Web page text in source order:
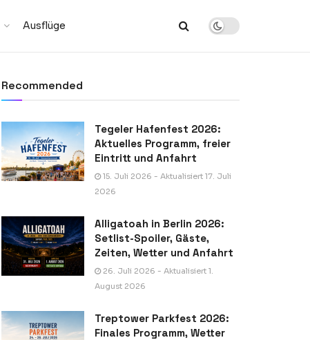
Ausflüge
Recommended
Tegeler Hafenfest 2026:
Aktuelles Programm, freier
Eintritt und Anfahrt
15. Juli 2026 - Aktualisiert 17. Juli
2026
Alligatoah in Berlin 2026:
Setlist-Spoiler, Gäste,
Zeiten, Wetter und Anfahrt
26. Juli 2026 - Aktualisiert 1.
August 2026
Treptower Parkfest 2026:
Finales Programm, Wetter